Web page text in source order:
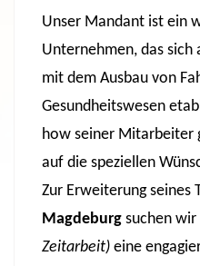
Unser Mandant ist ein
Unternehmen, das
mit dem Ausbau von
Gesundheitswesen
how seiner Mitarbeiter
auf die speziellen
Zur Erweiterung seines
Magdeburg suchen
Zeitarbeit) eine